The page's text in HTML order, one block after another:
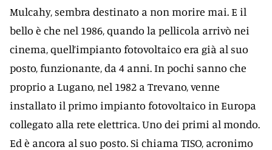
Mulcahy, sembra destinato a non morire mai. E il
bello è che nel 1986, quando la pellicola arrivò nei
cinema, quell’impianto fotovoltaico era già al suo
posto, funzionante, da 4 anni. In pochi sanno che
proprio a Lugano, nel 1982 a Trevano, venne
installato il primo impianto fotovoltaico in Europa
collegato alla rete elettrica. Uno dei primi al mondo.
Ed è ancora al suo posto. Si chiama TISO, acronimo